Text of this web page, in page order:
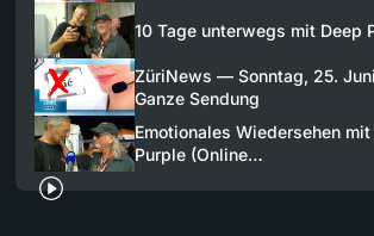
10 Tage unterwegs mit Deep
ZüriNews — Sonntag, 25.
Ganze Sendung
Emotionales Wiedersehen mit
Purple (Online…